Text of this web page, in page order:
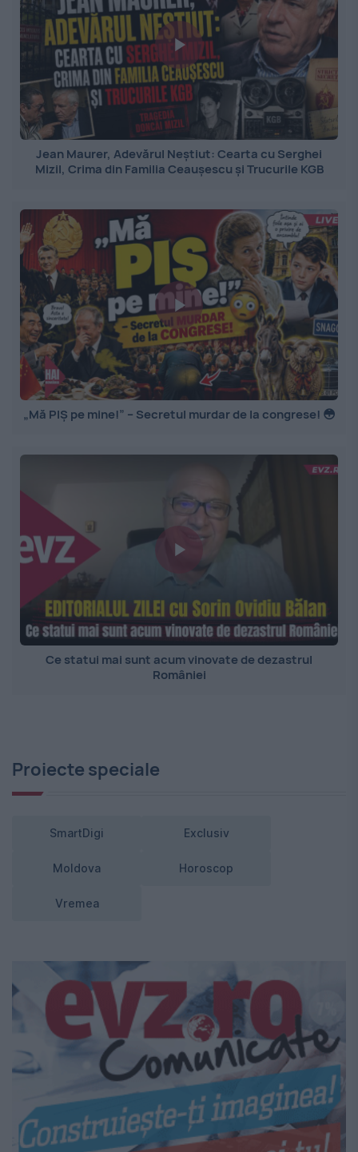
Jean Maurer, Adevărul Neștiut: Cearta cu Serghei
Mizil, Crima din Familia Ceaușescu și Trucurile KGB
„Mă PIȘ pe mine!” – Secretul murdar de la congrese! 😳
Ce statui mai sunt acum vinovate de dezastrul
României
Proiecte speciale
SmartDigi Exclusiv
Moldova Horoscop
Vremea